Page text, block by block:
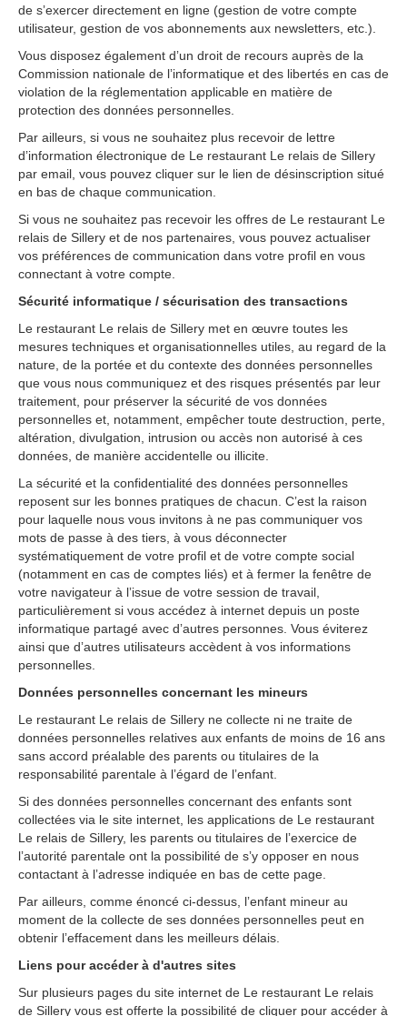
de sʼexercer directement en ligne (gestion de votre compte
utilisateur, gestion de vos abonnements aux newsletters, etc.).
Vous disposez également dʼun droit de recours auprès de la
Commission nationale de lʼinformatique et des libertés en cas de
violation de la réglementation applicable en matière de
protection des données personnelles.
Par ailleurs, si vous ne souhaitez plus recevoir de lettre
dʼinformation électronique de Le restaurant Le relais de Sillery
par email, vous pouvez cliquer sur le lien de désinscription situé
en bas de chaque communication.
Si vous ne souhaitez pas recevoir les offres de Le restaurant Le
relais de Sillery et de nos partenaires, vous pouvez actualiser
vos préférences de communication dans votre profil en vous
connectant à votre compte.
Sécurité informatique / sécurisation des transactions
Le restaurant Le relais de Sillery met en œuvre toutes les
mesures techniques et organisationnelles utiles, au regard de la
nature, de la portée et du contexte des données personnelles
que vous nous communiquez et des risques présentés par leur
traitement, pour préserver la sécurité de vos données
personnelles et, notamment, empêcher toute destruction, perte,
altération, divulgation, intrusion ou accès non autorisé à ces
données, de manière accidentelle ou illicite.
La sécurité et la confidentialité des données personnelles
reposent sur les bonnes pratiques de chacun. Cʼest la raison
pour laquelle nous vous invitons à ne pas communiquer vos
mots de passe à des tiers, à vous déconnecter
systématiquement de votre profil et de votre compte social
(notamment en cas de comptes liés) et à fermer la fenêtre de
votre navigateur à lʼissue de votre session de travail,
particulièrement si vous accédez à internet depuis un poste
informatique partagé avec dʼautres personnes. Vous éviterez
ainsi que dʼautres utilisateurs accèdent à vos informations
personnelles.
Données personnelles concernant les mineurs
Le restaurant Le relais de Sillery ne collecte ni ne traite de
données personnelles relatives aux enfants de moins de 16 ans
sans accord préalable des parents ou titulaires de la
responsabilité parentale à lʼégard de lʼenfant.
Si des données personnelles concernant des enfants sont
collectées via le site internet, les applications de Le restaurant
Le relais de Sillery, les parents ou titulaires de lʼexercice de
lʼautorité parentale ont la possibilité de sʼy opposer en nous
contactant à lʼadresse indiquée en bas de cette page.
Par ailleurs, comme énoncé ci-dessus, lʼenfant mineur au
moment de la collecte de ses données personnelles peut en
obtenir lʼeffacement dans les meilleurs délais.
Liens pour accéder à d'autres sites
Sur plusieurs pages du site internet de Le restaurant Le relais
de Sillery vous est offerte la possibilité de cliquer pour accéder à